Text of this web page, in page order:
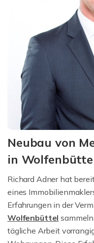
Neubau von
in
Richard Adner hat
eines
Erfahrungen in der
Wolfenbüttel
tägliche Arbeit